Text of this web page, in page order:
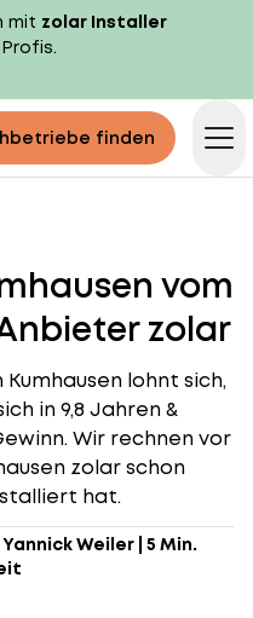
mit zolar Installer
finden
vom
zolar
lohnt sich,
in 9,8 Jahren &
Wir rechnen vor
zolar schon
hat.
Yannick Weiler| 5 Min.